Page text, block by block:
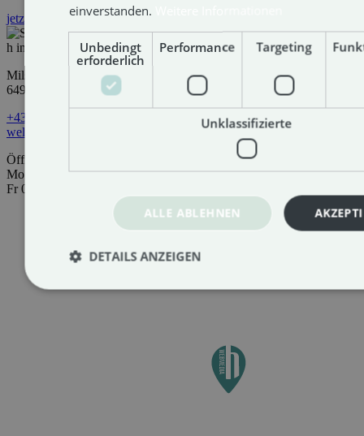
jetzt abonnieren
Mils Au 70
6493 Mils bei Imst
+43 5418 20877
welcome@huberwebmedia.at
Öffnungszeiten
Mo bis Do 08:00-12:00 & 13:00-17:00
Fr 08:00-12:00
einverstanden.
Unbedingt
erforderlich
Performance Targeting
Unklassifizierte
ALLE ABLEHNEN
DETAILS ANZEIGEN